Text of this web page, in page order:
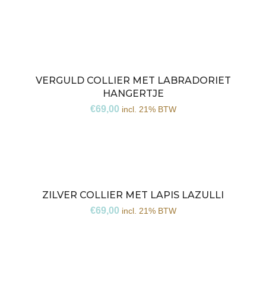
VERGULD COLLIER MET LABRADORIET
HANGERTJE
€69,00 incl. 21% BTW
ZILVER COLLIER MET LAPIS LAZULLI
€69,00 incl. 21% BTW